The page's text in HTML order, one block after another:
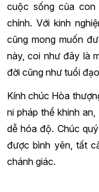
cuộc sống của
chính. Với kinh
cũng mong muốn
này, coi như đây là
đời cũng như tuổi
Kính chúc Hòa
ni pháp thể khinh
dễ hóa độ. Chúc
được bình yên, tất
chánh giác.